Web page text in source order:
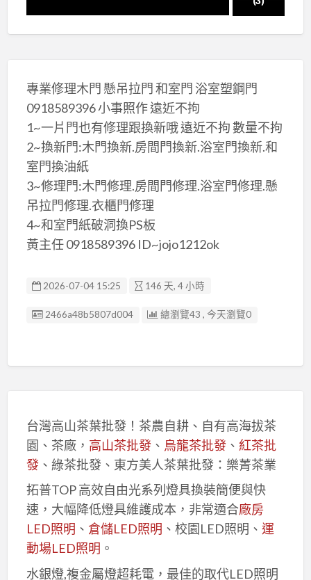
專業修理木門 懸吊拉門 和室門 浴室塑鋼門
0918589396 小事照作 遠近不拘
1~一片門也有修理跟換新哦 遠近不拘 數量不拘
2~換新門:木門換新.房間門換新.浴室門換新.和
室門換油紙
3~修理門:木門修理.房間門修理.浴室門修理.懸
吊拉門修理.衣櫃門修理
4~和室門紙破洞換PS板
黃主任 0918589396 ID~jojo1212ok
2026-07-04 15:25 146 天, 4 小時
廣告编號
2466a48b5807d004 總瀏覽43 , 今天瀏覽0
台灣高山茶葉批發！茶農自耕、自有高海拔茶
園、茶廠， 高山茶批發、 烏龍茶批發、 紅茶批
發、綠茶批發、東方美人茶葉批發：樂菁茶業
拓普TOP 高效自由光系列燈具換裝簡便與快
速，大幅降低燈具維護成本，非常適合廠房
LED照明 、 倉儲LED照明 、校園LED照明、 運
動場LED照明 。
水銀燈,複金屬燈超耗電，最佳的取代LED照明